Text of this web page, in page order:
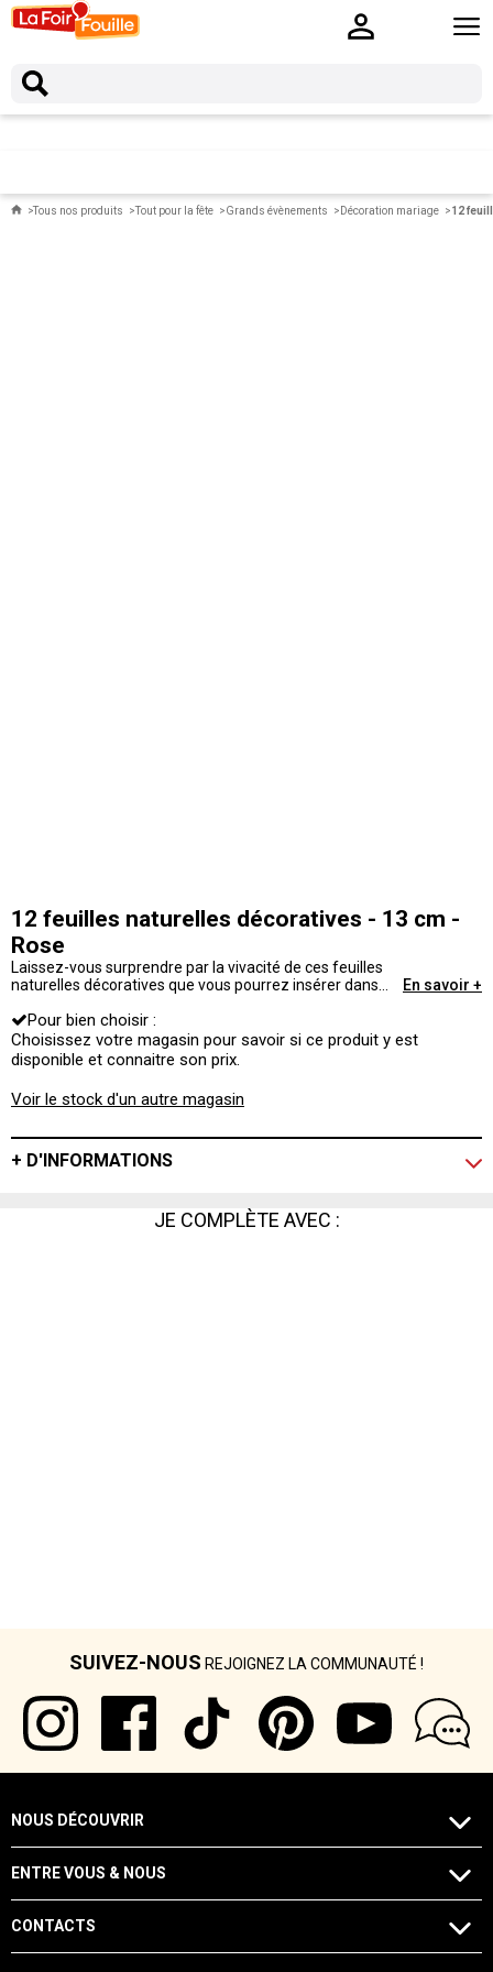
Tous nos produits Tout pour la fête Grands évènements Décoration mariage 12
12 feuilles naturelles décoratives - 13 cm -
Rose
Laissez-vous surprendre par la vivacité de ces feuilles
naturelles décoratives que vous pourrez insérer dans
tout !
En savoir +
Pour bien choisir :
Choisissez votre magasin pour savoir si ce produit y est
disponible et connaitre son prix.
Voir le stock d'un autre magasin
+ D'INFORMATIONS
JE COMPLÈTE AVEC :
SUIVEZ-NOUS REJOIGNEZ LA COMMUNAUTÉ !
NOUS DÉCOUVRIR
ENTRE VOUS & NOUS
CONTACTS